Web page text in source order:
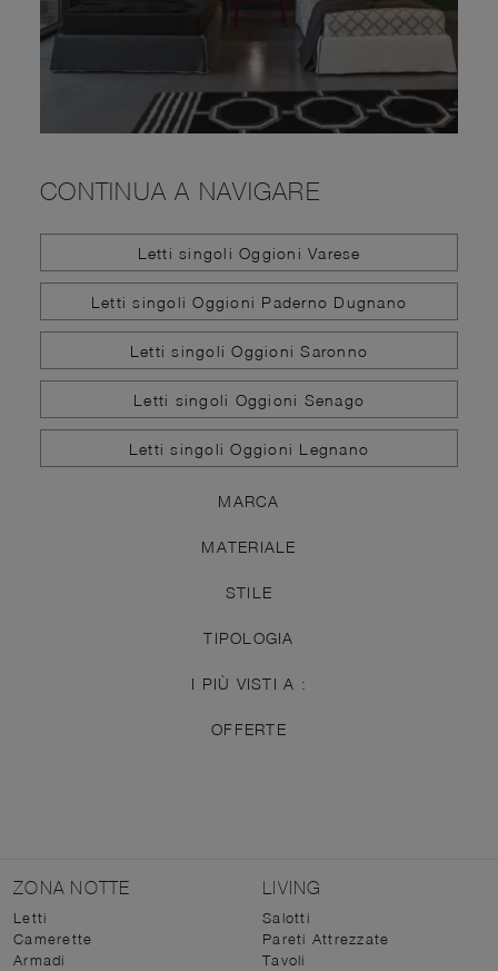
CONTINUA A NAVIGARE
Letti singoli Oggioni Varese
Letti singoli Oggioni Paderno Dugnano
Letti singoli Oggioni Saronno
Letti singoli Oggioni Senago
Letti singoli Oggioni Legnano
MARCA
MATERIALE
STILE
TIPOLOGIA
I PIÙ VISTI A :
OFFERTE
ZONA NOTTE
Letti
Camerette
Armadi
LIVING
Salotti
Pareti Attrezzate
Tavoli